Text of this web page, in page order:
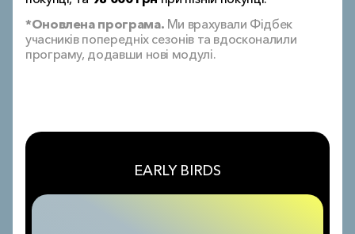
*Оновлена програма. Ми врахували Фідбек
учасників попередніх сезонів та вдосконалили
програму, додавши нові модулі.
EARLY BIRDS